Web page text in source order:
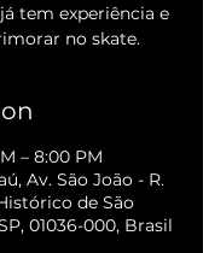
tem experiência e
no skate.
– 8:00 PM
Av. São João - R.
de São
01036-000, Brasil